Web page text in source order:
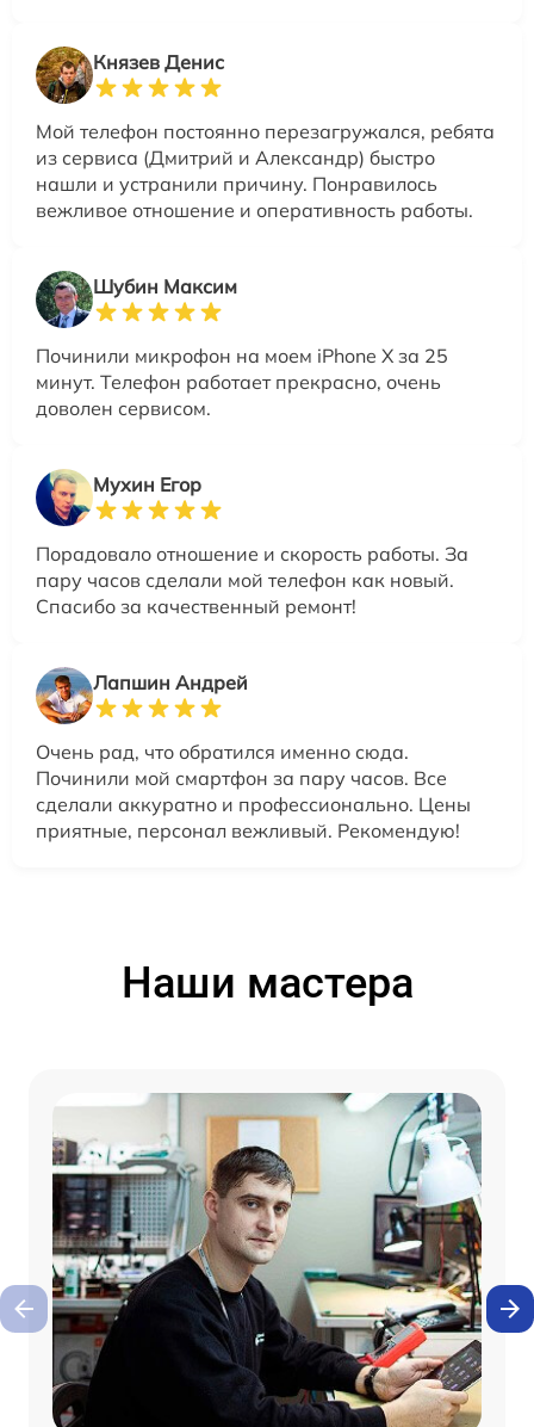
Князев Денис
Мой телефон постоянно перезагружался, ребята
из сервиса (Дмитрий и Александр) быстро
нашли и устранили причину. Понравилось
вежливое отношение и оперативность работы.
Шубин Максим
Починили микрофон на моем iPhone X за 25
минут. Телефон работает прекрасно, очень
доволен сервисом.
Мухин Егор
Порадовало отношение и скорость работы. За
пару часов сделали мой телефон как новый.
Спасибо за качественный ремонт!
Лапшин Андрей
Очень рад, что обратился именно сюда.
Починили мой смартфон за пару часов. Все
сделали аккуратно и профессионально. Цены
приятные, персонал вежливый. Рекомендую!
Наши мастера